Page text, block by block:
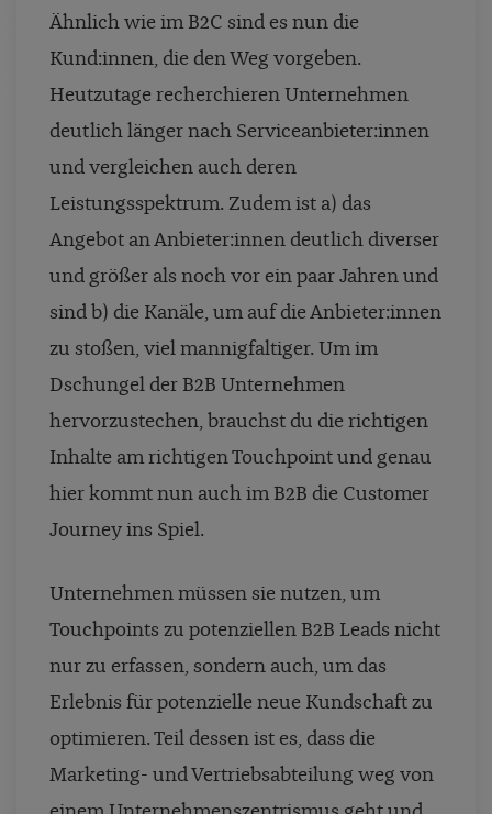
Ähnlich wie im B2C sind es nun die
Kund:innen, die den Weg vorgeben.
Heutzutage recherchieren Unternehmen
deutlich länger nach Serviceanbieter:innen
und vergleichen auch deren
Leistungsspektrum. Zudem ist a) das
Angebot an Anbieter:innen deutlich diverser
und größer als noch vor ein paar Jahren und
sind b) die Kanäle, um auf die Anbieter:innen
zu stoßen, viel mannigfaltiger. Um im
Dschungel der B2B Unternehmen
hervorzustechen, brauchst du die richtigen
Inhalte am richtigen Touchpoint und genau
hier kommt nun auch im B2B die Customer
Journey ins Spiel.
Unternehmen müssen sie nutzen, um
Touchpoints zu potenziellen B2B Leads nicht
nur zu erfassen, sondern auch, um das
Erlebnis für potenzielle neue Kundschaft zu
optimieren. Teil dessen ist es, dass die
Marketing- und Vertriebsabteilung weg von